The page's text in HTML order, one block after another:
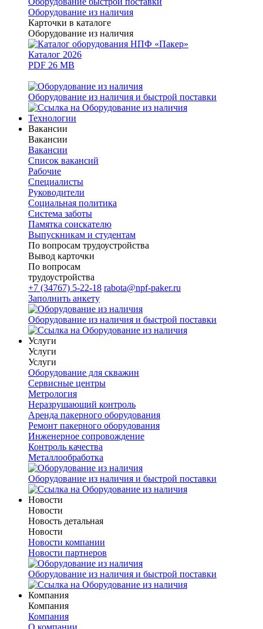
Оборудование из наличия
Карточки в каталоге
Оборудование из наличия
Каталог 2026
PDF 26 MB
Оборудование из наличия и быстрой поставки
Технологии
Вакансии
Вакансии
Вакансии
Список вакансий
Рабочие
Специалисты
Руководители
Cоциальная политика
Система заботы
Памятка соискателю
Выпускникам и студентам
По вопросам трудоустройства
Вывод карточки
По вопросам
трудоустройства
+7 (34767) 5-22-18 rabota@npf-paker.ru
Заполнить анкету
Оборудование из наличия и быстрой поставки
Услуги
Услуги
Услуги
Оборудование для скважин
Сервисные центры
Метрология
Неразрушающий контроль
Аренда пакерного оборудования
Ремонт пакерного оборудования
Инженерное сопровождение
Контроль качества
Металлообработка
Оборудование из наличия и быстрой поставки
Новости
Новости
Новость детальная
Новости
Новости компании
Новости партнеров
Оборудование из наличия и быстрой поставки
Компания
Компания
Компания
О компании